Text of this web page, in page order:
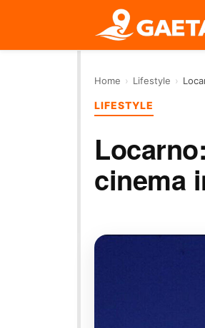
Home › Lifestyle ›
LIFESTYLE
cinema